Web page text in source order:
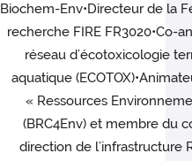
Biochem-Env•Directeur de la
recherche FIRE FR3020•Co-
réseau d’écotoxicologie
aquatique
« Ressources
(BRC4Env) et membre du
direction de l’infrastructure